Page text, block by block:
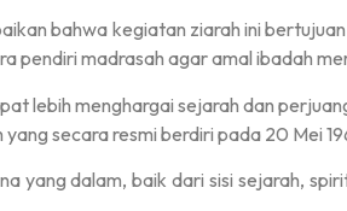
bahwa kegiatan ziarah ini
pendiri madrasah agar amal ibadah
lebih menghargai sejarah dan
secara resmi berdiri pada 20 Mei
yang dalam, baik dari sisi sejarah,